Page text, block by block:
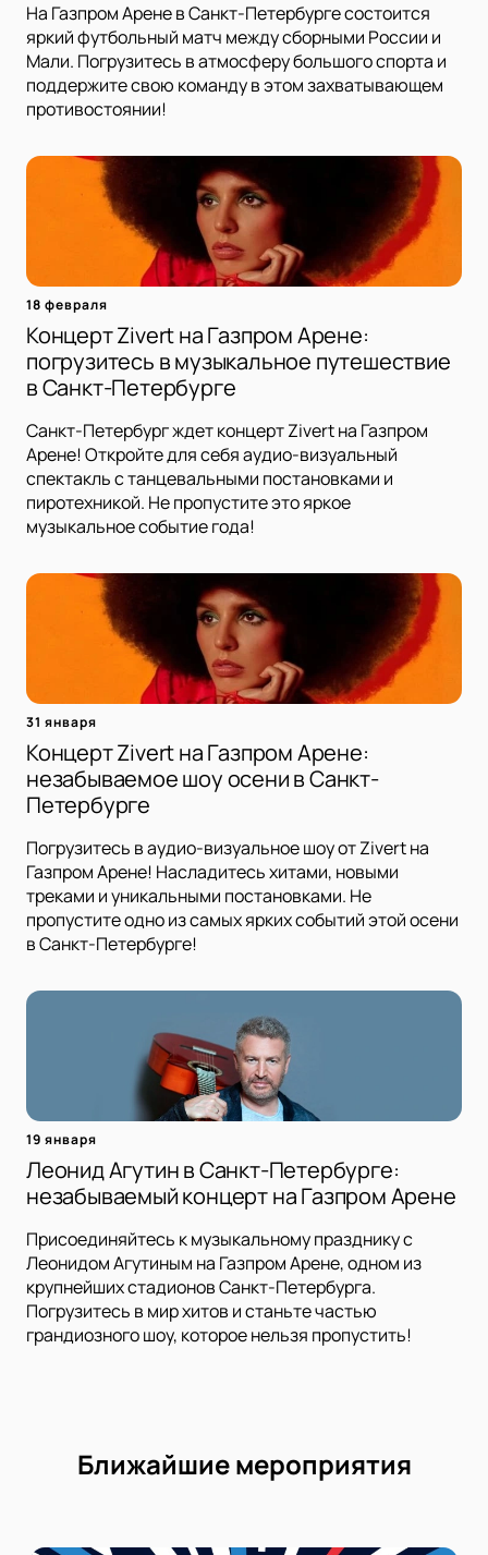
На Газпром Арене в Санкт-Петербурге состоится
яркий футбольный матч между сборными России и
Мали. Погрузитесь в атмосферу большого спорта и
поддержите свою команду в этом захватывающем
противостоянии!
18 февраля
Концерт Zivert на Газпром Арене:
погрузитесь в музыкальное путешествие
в Санкт-Петербурге
Санкт-Петербург ждет концерт Zivert на Газпром
Арене! Откройте для себя аудио-визуальный
спектакль с танцевальными постановками и
пиротехникой. Не пропустите это яркое
музыкальное событие года!
31 января
Концерт Zivert на Газпром Арене:
незабываемое шоу осени в Санкт-
Петербурге
Погрузитесь в аудио-визуальное шоу от Zivert на
Газпром Арене! Насладитесь хитами, новыми
треками и уникальными постановками. Не
пропустите одно из самых ярких событий этой осени
в Санкт-Петербурге!
19 января
Леонид Агутин в Санкт-Петербурге:
незабываемый концерт на Газпром Арене
Присоединяйтесь к музыкальному празднику с
Леонидом Агутиным на Газпром Арене, одном из
крупнейших стадионов Санкт-Петербурга.
Погрузитесь в мир хитов и станьте частью
грандиозного шоу, которое нельзя пропустить!
Ближайшие мероприятия